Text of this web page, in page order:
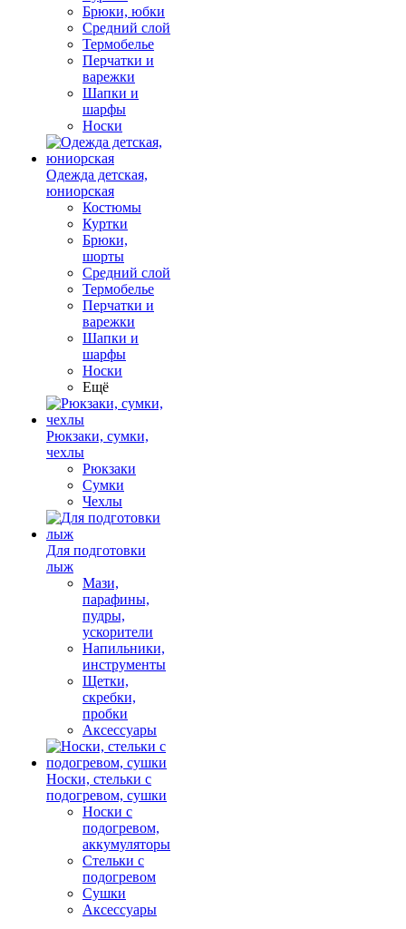
Брюки, юбки
Средний слой
Термобелье
Перчатки и
варежки
Шапки и
шарфы
Носки
Одежда детская,
юниорская
Костюмы
Куртки
Брюки,
шорты
Средний слой
Термобелье
Перчатки и
варежки
Шапки и
шарфы
Носки
Ещё
Рюкзаки, сумки,
чехлы
Рюкзаки
Сумки
Чехлы
Для подготовки
лыж
Мази,
парафины,
пудры,
ускорители
Напильники,
инструменты
Щетки,
скребки,
пробки
Аксессуары
Носки, стельки с
подогревом, сушки
Носки с
подогревом,
аккумуляторы
Стельки с
подогревом
Сушки
Аксессуары